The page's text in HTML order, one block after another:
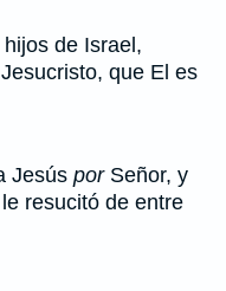
de Israel,
que El es
Jesús porSeñor, y
resucitó de entre